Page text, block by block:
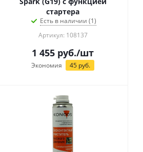
стартера
Есть в наличии (1)
Артикул: 108137
1 455 руб./шт
Экономия 45 руб.